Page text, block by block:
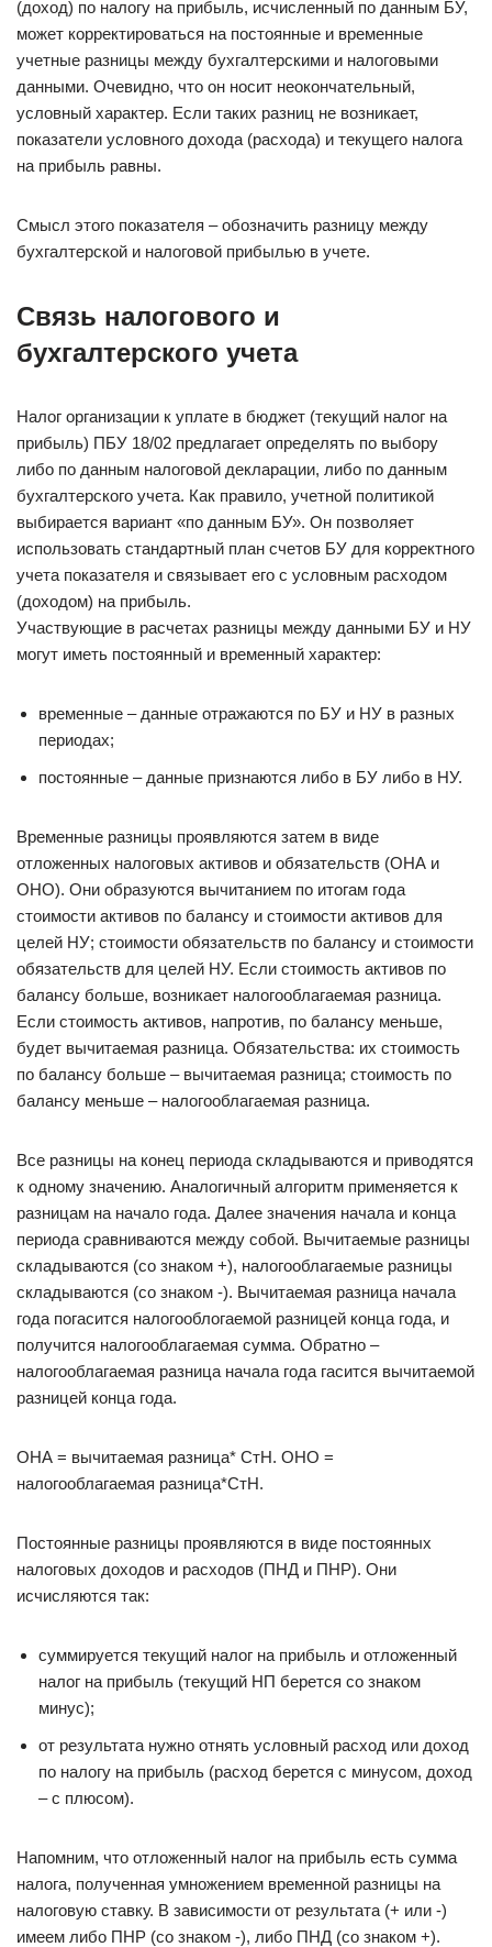
(доход) по налогу на прибыль, исчисленный по данным БУ,
может корректироваться на постоянные и временные
учетные разницы между бухгалтерскими и налоговыми
данными. Очевидно, что он носит неокончательный,
условный характер. Если таких разниц не возникает,
показатели условного дохода (расхода) и текущего налога
на прибыль равны.
Смысл этого показателя – обозначить разницу между
бухгалтерской и налоговой прибылью в учете.
Связь налогового и
бухгалтерского учета
Налог организации к уплате в бюджет (текущий налог на
прибыль) ПБУ 18/02 предлагает определять по выбору
либо по данным налоговой декларации, либо по данным
бухгалтерского учета. Как правило, учетной политикой
выбирается вариант «по данным БУ». Он позволяет
использовать стандартный план счетов БУ для корректного
учета показателя и связывает его с условным расходом
(доходом) на прибыль.
Участвующие в расчетах разницы между данными БУ и НУ
могут иметь постоянный и временный характер:
временные – данные отражаются по БУ и НУ в разных
периодах;
постоянные – данные признаются либо в БУ либо в НУ.
Временные разницы проявляются затем в виде
отложенных налоговых активов и обязательств (ОНА и
ОНО). Они образуются вычитанием по итогам года
стоимости активов по балансу и стоимости активов для
целей НУ; стоимости обязательств по балансу и стоимости
обязательств для целей НУ. Если стоимость активов по
балансу больше, возникает налогооблагаемая разница.
Если стоимость активов, напротив, по балансу меньше,
будет вычитаемая разница. Обязательства: их стоимость
по балансу больше – вычитаемая разница; стоимость по
балансу меньше – налогооблагаемая разница.
Все разницы на конец периода складываются и приводятся
к одному значению. Аналогичный алгоритм применяется к
разницам на начало года. Далее значения начала и конца
периода сравниваются между собой. Вычитаемые разницы
складываются (со знаком +), налогооблагаемые разницы
складываются (со знаком -). Вычитаемая разница начала
года погасится налогооблогаемой разницей конца года, и
получится налогооблагаемая сумма. Обратно –
налогооблагаемая разница начала года гасится вычитаемой
разницей конца года.
ОНА = вычитаемая разница* СтН. ОНО =
налогооблагаемая разница*СтН.
Постоянные разницы проявляются в виде постоянных
налоговых доходов и расходов (ПНД и ПНР). Они
исчисляются так:
суммируется текущий налог на прибыль и отложенный
налог на прибыль (текущий НП берется со знаком
минус);
от результата нужно отнять условный расход или доход
по налогу на прибыль (расход берется с минусом, доход
– с плюсом).
Напомним, что отложенный налог на прибыль есть сумма
налога, полученная умножением временной разницы на
налоговую ставку. В зависимости от результата (+ или -)
имеем либо ПНР (со знаком -), либо ПНД (со знаком +).